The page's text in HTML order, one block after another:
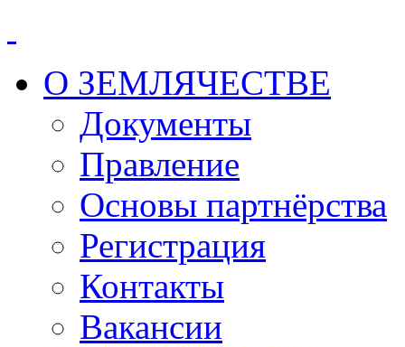
О ЗЕМЛЯЧЕСТВЕ
Документы
Правление
Основы партнёрства
Регистрация
Контакты
Вакансии